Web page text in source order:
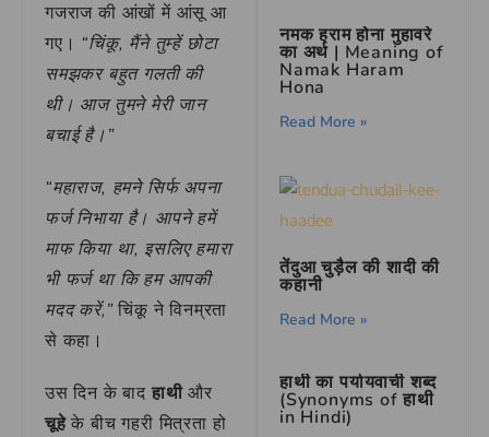
गजराज की आंखों में आंसू आ
गए। “चिंकू, मैंने तुम्हें छोटा
समझकर बहुत गलती की
थी। आज तुमने मेरी जान
बचाई है।”
“महाराज, हमने सिर्फ अपना
फर्ज निभाया है। आपने हमें
माफ किया था, इसलिए हमारा
भी फर्ज था कि हम आपकी
मदद करें,”चिंकू ने विनम्रता
से कहा।
उस दिन के बाद हाथीऔर
चूहेके बीच गहरी मित्रता हो
नमक हराम होना मुहावरे
का अर्थ | Meaning of
Namak Haram
Hona
Read More »
तेंदुआ चुड़ैल की शादी की
कहानी
Read More »
हाथी का पर्यायवाची शब्द
(Synonyms of हाथी
in Hindi)